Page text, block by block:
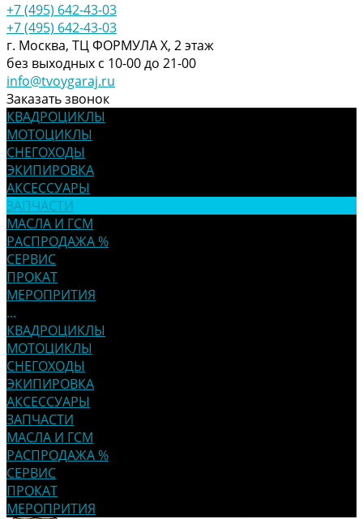
+7 (495) 642-43-03
+7 (495) 642-43-03
г. Москва, ТЦ ФОРМУЛА Х, 2 этаж
без выходных с 10-00 до 21-00
info@tvoygaraj.ru
Заказать звонок
КВАДРОЦИКЛЫ
МОТОЦИКЛЫ
СНЕГОХОДЫ
ЭКИПИРОВКА
АКСЕССУАРЫ
ЗАПЧАСТИ
МАСЛА И ГСМ
РАСПРОДАЖА %
СЕРВИС
ПРОКАТ
МЕРОПРИТИЯ
...
КВАДРОЦИКЛЫ
МОТОЦИКЛЫ
СНЕГОХОДЫ
ЭКИПИРОВКА
АКСЕССУАРЫ
ЗАПЧАСТИ
МАСЛА И ГСМ
РАСПРОДАЖА %
СЕРВИС
ПРОКАТ
МЕРОПРИТИЯ